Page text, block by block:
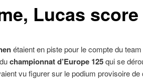
Lucas score
étaient en piste pour le compte du team
championnat d’Europe 125qui se
vu figurer sur le podium provisoire